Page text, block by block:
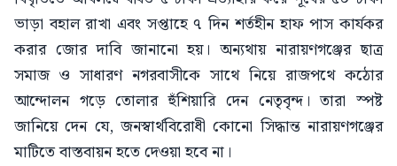
ভাড়া বহাল রাখা এবং সপ্তাহে ৭ দিন শর্তহীন হাফ পাস কার্যকর
করার জোর দাবি জানানো হয়। অন্যথায় নারায়ণগঞ্জের ছাত্র
সমাজ ও সাধারণ নগরবাসীকে সাথে নিয়ে রাজপথে কঠোর
আন্দোলন গড়ে তোলার হুঁশিয়ারি দেন নেতৃবৃন্দ। তারা স্পষ্ট
জানিয়ে দেন যে, জনস্বার্থবিরোধী কোনো সিদ্ধান্ত নারায়ণগঞ্জের
মাটিতে বাস্তবায়ন হতে দেওয়া হবে না।